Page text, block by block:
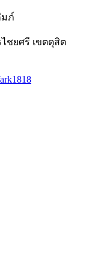
มภ์
ชยศรี เขตดุสิต